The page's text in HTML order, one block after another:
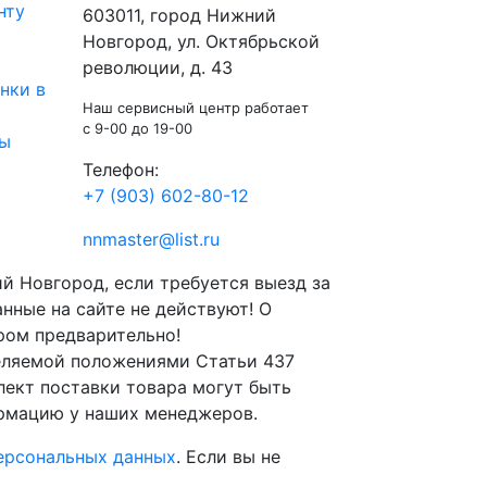
в
603011, город Нижний
Новгород, ул. Октябрьской
революции, д. 43
Наш сервисный центр работает
c 9-00 до 19-00
Телефон:
+7 (903) 602-80-12
nnmaster@list.ru
если требуется выезд за
на сайте не действуют! О
предварительно!
положениями Статьи 437
поставки товара могут быть
у наших менеджеров.
данных. Если вы не